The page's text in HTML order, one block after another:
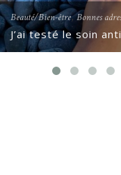
Beauté/Bien-être,Bonnes
J’ai testé le soin